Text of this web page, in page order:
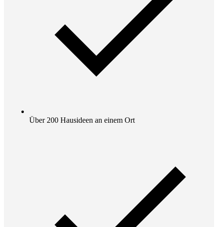
Über 200 Hausideen an einem Ort